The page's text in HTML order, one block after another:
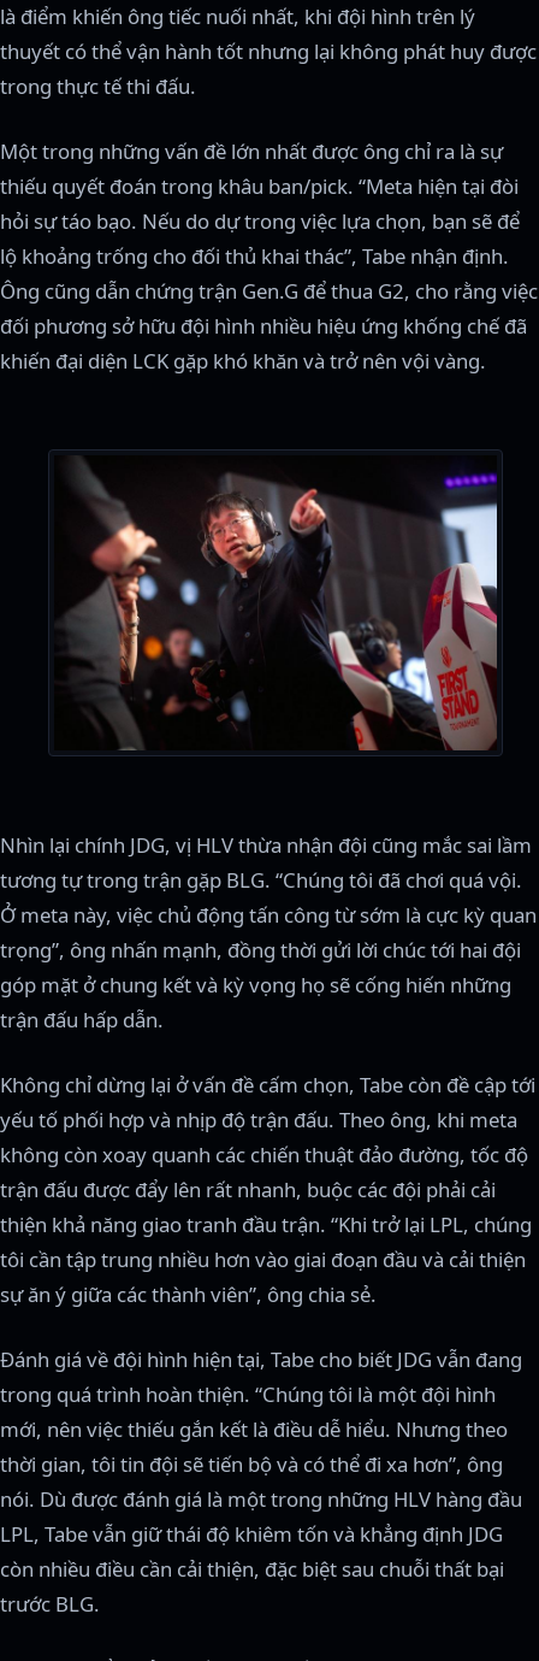
là điểm khiến ông tiếc nuối nhất, khi đội hình trên lý
thuyết có thể vận hành tốt nhưng lại không phát huy được
trong thực tế thi đấu.
Một trong những vấn đề lớn nhất được ông chỉ ra là sự
thiếu quyết đoán trong khâu ban/pick. “Meta hiện tại đòi
hỏi sự táo bạo. Nếu do dự trong việc lựa chọn, bạn sẽ để
lộ khoảng trống cho đối thủ khai thác”, Tabe nhận định.
Ông cũng dẫn chứng trận Gen.G để thua G2, cho rằng việc
đối phương sở hữu đội hình nhiều hiệu ứng khống chế đã
khiến đại diện LCK gặp khó khăn và trở nên vội vàng.
Nhìn lại chính JDG, vị HLV thừa nhận đội cũng mắc sai lầm
tương tự trong trận gặp BLG. “Chúng tôi đã chơi quá vội.
Ở meta này, việc chủ động tấn công từ sớm là cực kỳ quan
trọng”, ông nhấn mạnh, đồng thời gửi lời chúc tới hai đội
góp mặt ở chung kết và kỳ vọng họ sẽ cống hiến những
trận đấu hấp dẫn.
Không chỉ dừng lại ở vấn đề cấm chọn, Tabe còn đề cập tới
yếu tố phối hợp và nhịp độ trận đấu. Theo ông, khi meta
không còn xoay quanh các chiến thuật đảo đường, tốc độ
trận đấu được đẩy lên rất nhanh, buộc các đội phải cải
thiện khả năng giao tranh đầu trận. “Khi trở lại LPL, chúng
tôi cần tập trung nhiều hơn vào giai đoạn đầu và cải thiện
sự ăn ý giữa các thành viên”, ông chia sẻ.
Đánh giá về đội hình hiện tại, Tabe cho biết JDG vẫn đang
trong quá trình hoàn thiện. “Chúng tôi là một đội hình
mới, nên việc thiếu gắn kết là điều dễ hiểu. Nhưng theo
thời gian, tôi tin đội sẽ tiến bộ và có thể đi xa hơn”, ông
nói. Dù được đánh giá là một trong những HLV hàng đầu
LPL, Tabe vẫn giữ thái độ khiêm tốn và khẳng định JDG
còn nhiều điều cần cải thiện, đặc biệt sau chuỗi thất bại
trước BLG.